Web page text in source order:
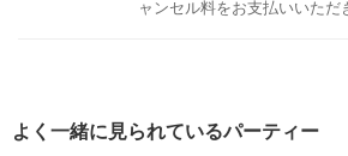
ャンセル料をお支払いいただ
よく一緒に見られているパーティー